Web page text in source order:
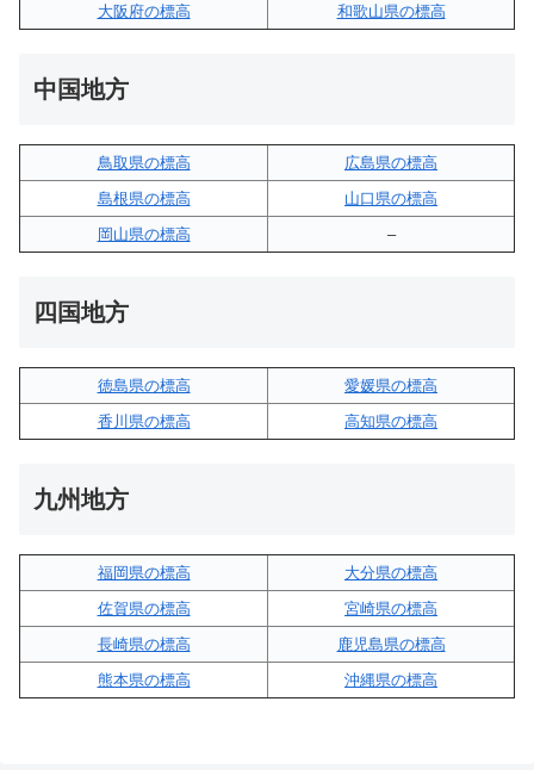
大阪府の標高
和歌山県の標高
中国地方
鳥取県の標高
広島県の標高
島根県の標高
山口県の標高
岡山県の標高
–
四国地方
徳島県の標高
愛媛県の標高
香川県の標高
高知県の標高
九州地方
福岡県の標高
大分県の標高
佐賀県の標高
宮崎県の標高
長崎県の標高
鹿児島県の標高
熊本県の標高
沖縄県の標高